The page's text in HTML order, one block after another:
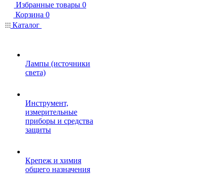
Избранные товары 0
Корзина 0
Каталог
Лампы (источники
света)
Инструмент,
измерительные
приборы и средства
защиты
Крепеж и химия
общего назначения